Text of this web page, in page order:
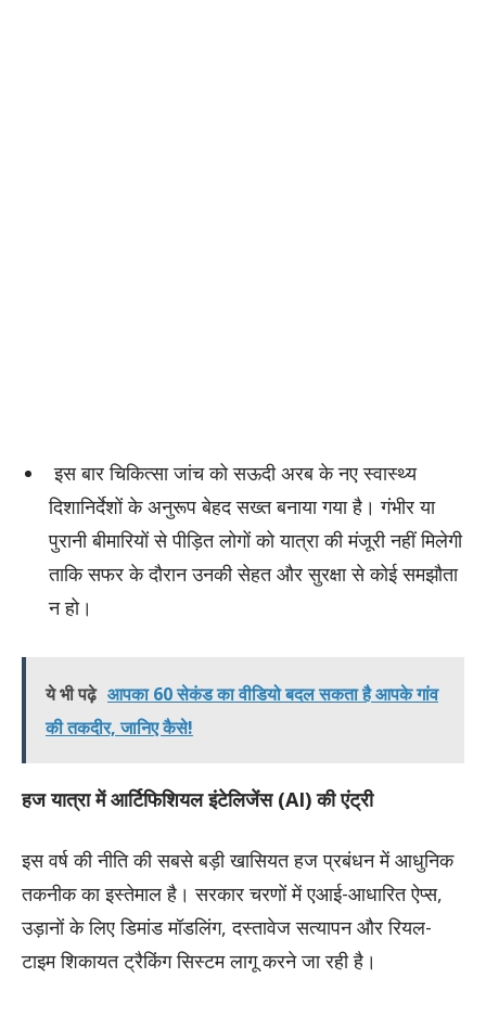
इस बार चिकित्सा जांच को सऊदी अरब के नए स्वास्थ्य
दिशानिर्देशों के अनुरूप बेहद सख्त बनाया गया है। गंभीर या
पुरानी बीमारियों से पीड़ित लोगों को यात्रा की मंजूरी नहीं मिलेगी
ताकि सफर के दौरान उनकी सेहत और सुरक्षा से कोई समझौता
न हो।
ये भी पढ़े आपका 60 सेकंड का वीडियो बदल सकता है आपके गांव
की तकदीर, जानिए कैसे!
हज यात्रा में आर्टिफिशियल इंटेलिजेंस (AI) की एंट्री
इस वर्ष की नीति की सबसे बड़ी खासियत हज प्रबंधन में आधुनिक
तकनीक का इस्तेमाल है। सरकार चरणों में एआई-आधारित ऐप्स,
उड़ानों के लिए डिमांड मॉडलिंग, दस्तावेज सत्यापन और रियल-
टाइम शिकायत ट्रैकिंग सिस्टम लागू करने जा रही है।